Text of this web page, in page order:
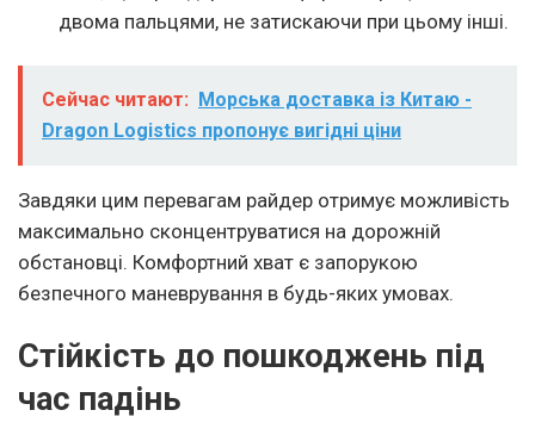
двома пальцями, не затискаючи при цьому інші.
Сейчас читают: Морська доставка із Китаю -
Dragon Logistics пропонує вигідні ціни
Завдяки цим перевагам райдер отримує можливість
максимально сконцентруватися на дорожній
обстановці. Комфортний хват є запорукою
безпечного маневрування в будь-яких умовах.
Стійкість до пошкоджень під
час падінь